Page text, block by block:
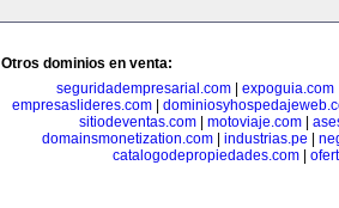
Otros dominios en venta:
seguridadempresarial.com
expoguia.com
empresaslideres.com|
sitiodeventas.com
motoviaje.com
domainsmonetization.com| industrias.pe
catalogodepropiedades.com